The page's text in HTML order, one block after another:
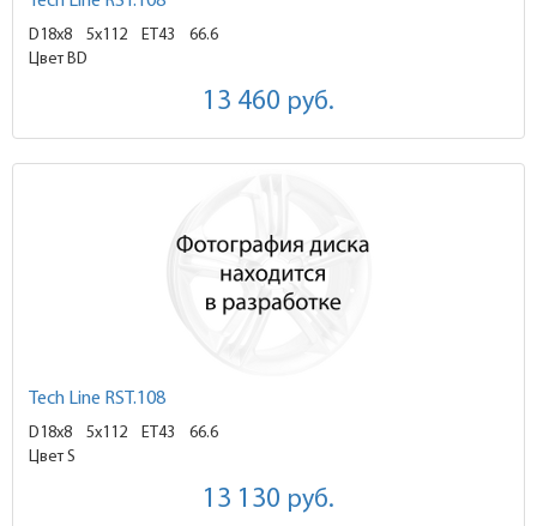
D18x8 5x112 ET43
66.6
Цвет BD
13 460 руб.
Tech Line RST.108
D18x8 5x112 ET43
66.6
Цвет S
13 130 руб.